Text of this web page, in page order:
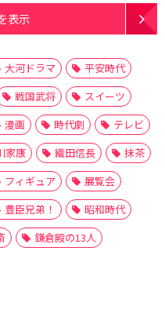
表示
大河ドラマ
平安時代
戦国武将
スイーツ
漫画 時代劇
テレビ
家康 織田信長
抹茶
フィギュア
展覧会
豊臣兄弟！
昭和時代
鎌倉殿の13人